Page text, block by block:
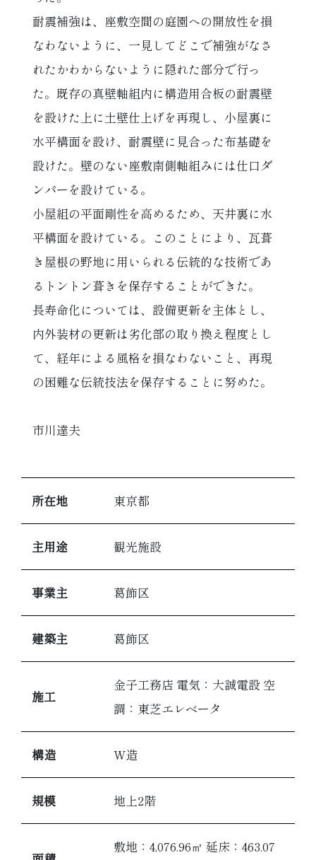
耐震補強は、座敷空間の庭園への開放性を損
なわないように、一見してどこで補強がなさ
れたかわからないように隠れた部分で行っ
た。既存の真壁軸組内に構造用合板の耐震壁
を設けた上に土壁仕上げを再現し、小屋裏に
水平構面を設け、耐震壁に見合った布基礎を
設けた。壁のない座敷南側軸組みには仕口ダ
ンパーを設けている。
小屋組の平面剛性を高めるため、天井裏に水
平構面を設けている。このことにより、瓦葺
き屋根の野地に用いられる伝統的な技術であ
るトントン葺きを保存することができた。
長寿命化については、設備更新を主体とし、
内外装材の更新は劣化部の取り換え程度とし
て、経年による風格を損なわないこと、再現
の困難な伝統技法を保存することに努めた。
市川達夫
所在地 東京都
主用途 観光施設
事業主 葛飾区
建築主 葛飾区
施工
金子工務店 電気：大誠電設 空
調：東芝エレベータ
構造 W造
規模 地上2階
敷地：4,076.96㎡ 延床：463.07